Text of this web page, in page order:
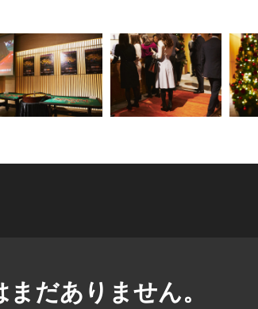
だありません。